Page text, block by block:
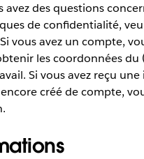
avez des questions
de confidentialité,
vous avez un compte,
les coordonnées du
Si vous avez reçu
créé de compte,